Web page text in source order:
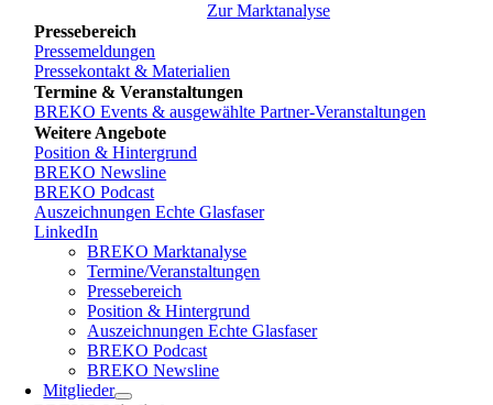
Zur Marktanalyse
Pressebereich
Pressemeldungen
Pressekontakt & Materialien
Termine & Veranstaltungen
BREKO Events & ausgewählte Partner-Veranstaltungen
Weitere Angebote
Position & Hintergrund
BREKO Newsline
BREKO Podcast
Auszeichnungen Echte Glasfaser
LinkedIn
BREKO Marktanalyse
Termine/Veranstaltungen
Pressebereich
Position & Hintergrund
Auszeichnungen Echte Glasfaser
BREKO Podcast
BREKO Newsline
Mitglieder